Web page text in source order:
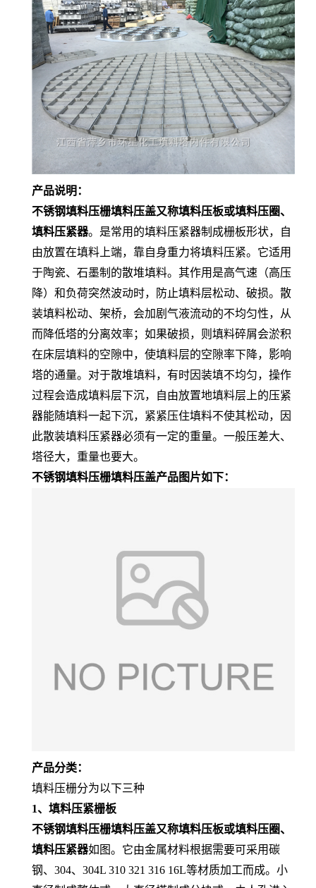
产品说明：
不锈钢填料压栅填料压盖又称填料压板或填料压圈、
填料压紧器。是常用的填料压紧器制成栅板形状，自
由放置在填料上端，靠自身重力将填料压紧。它适用
于陶瓷、石墨制的散堆填料。其作用是高气速（高压
降）和负荷突然波动时，防止填料层松动、破损。散
装填料松动、架桥，会加剧气液流动的不均匀性，从
而降低塔的分离效率；如果破损，则填料碎屑会淤积
在床层填料的空隙中，使填料层的空隙率下降，影响
塔的通量。对于散堆填料，有时因装填不均匀，操作
过程会造成填料层下沉，自由放置地填料层上的压紧
器能随填料一起下沉，紧紧压住填料不使其松动，因
此散装填料压紧器必须有一定的重量。一般压差大、
塔径大，重量也要大。
不锈钢填料压栅填料压盖产品图片如下：
产品分类：
填料压栅分为以下三种
1、填料压紧栅板
不锈钢填料压栅填料压盖又称填料压板或填料压圈、
填料压紧器如图。它由金属材料根据需要可采用碳
钢、304、304L 310 321 316 16L等材质加工而成。小